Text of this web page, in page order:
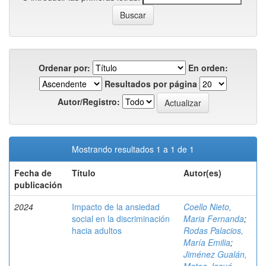
Ordenar por:
En orden:
Resultados por página
Autor/Registro:
Mostrando resultados 1 a 1 de 1
Fecha de
publicación
Título Autor(es)
2024
Impacto de la ansiedad
social en la discriminación
hacia adultos
Coello Nieto,
Maria Fernanda;
Rodas Palacios,
María Emilia;
Jiménez Gualán,